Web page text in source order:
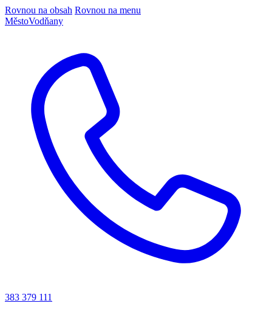
Rovnou na obsah Rovnou na menu
MěstoVodňany
383 379 111